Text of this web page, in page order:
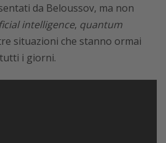
da Beloussov, ma non
intelligence, quantum
situazioni che stanno ormai
i giorni.